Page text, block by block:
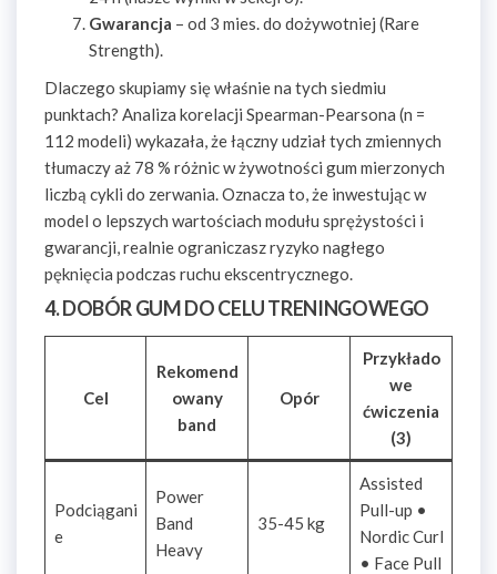
Gwarancja – od 3 mies. do dożywotniej (Rare
Strength).
Dlaczego skupiamy się właśnie na tych siedmiu
punktach? Analiza korelacji Spearman-Pearsona (n =
112 modeli) wykazała, że łączny udział tych zmiennych
tłumaczy aż 78 % różnic w żywotności gum mierzonych
liczbą cykli do zerwania. Oznacza to, że inwestując w
model o lepszych wartościach modułu sprężystości i
gwarancji, realnie ograniczasz ryzyko nagłego
pęknięcia podczas ruchu ekscentrycznego.
4. DOBÓR GUM DO CELU TRENINGOWEGO
Cel
Rekomend
owany
band
Opór
Przykłado
we
ćwiczenia
(3)
Podciągani
e
Power
Band
Heavy
35-45 kg
Assisted
Pull-up •
Nordic Curl
• Face Pull